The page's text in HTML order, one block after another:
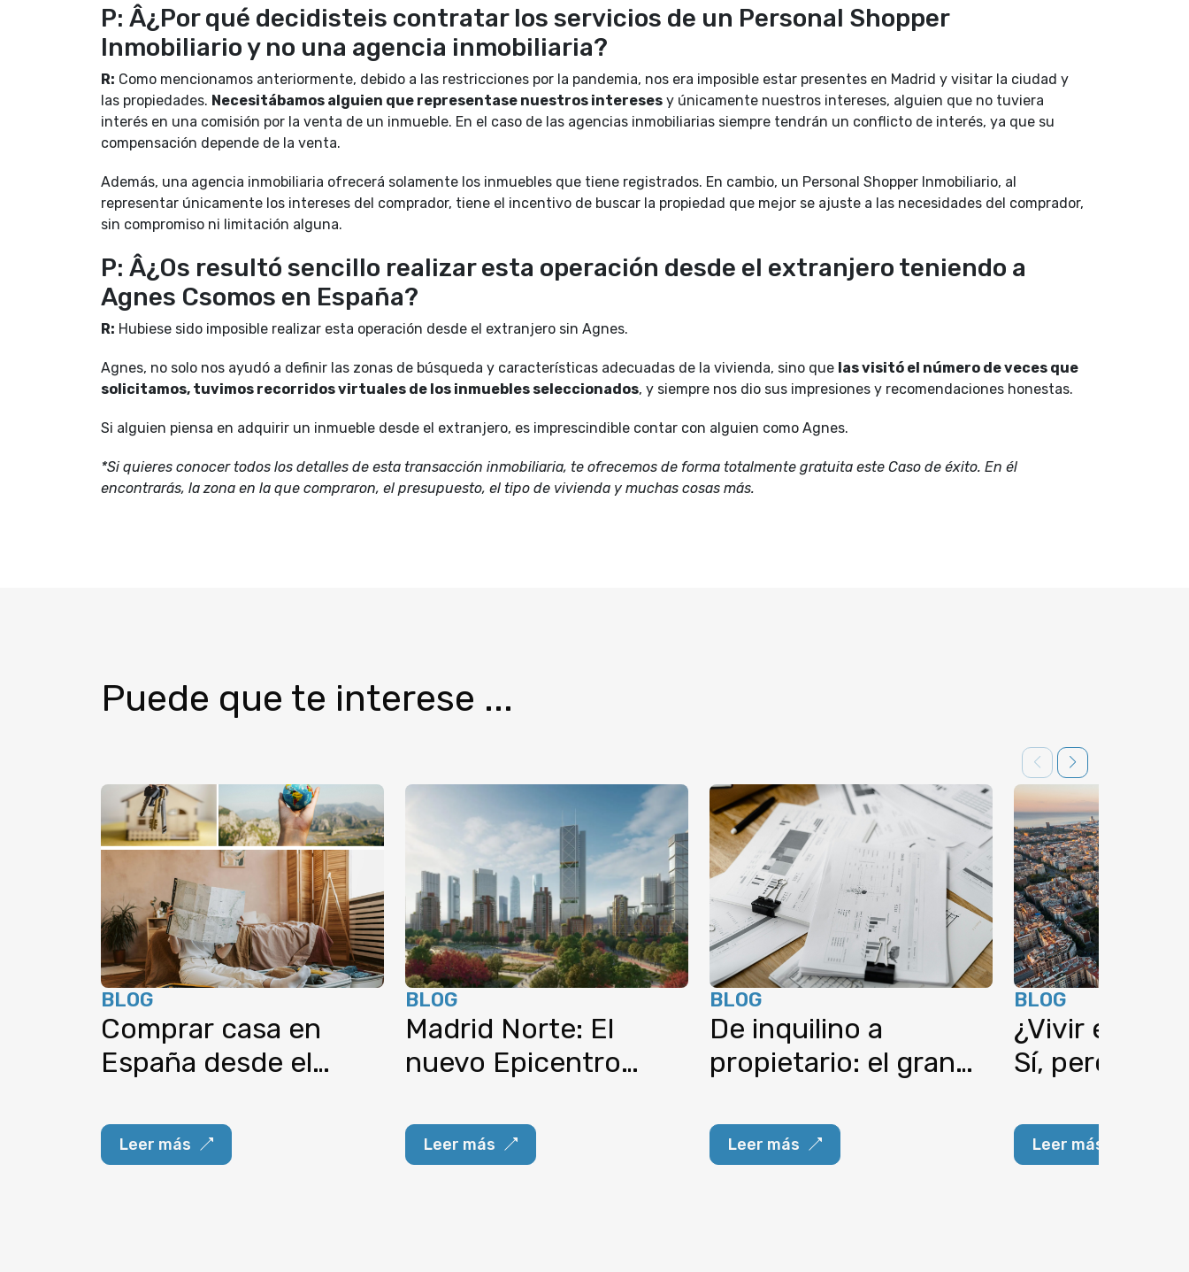
P: Â¿Por qué decidisteis contratar los servicios de un Personal Shopper
Inmobiliario y no una agencia inmobiliaria?
R: Como mencionamos anteriormente, debido a las restricciones por la pandemia, nos era imposible estar presentes en Madrid y visitar la ciudad y
las propiedades. Necesitábamos alguien que representase nuestros intereses y únicamente nuestros intereses, alguien que no tuviera
interés en una comisión por la venta de un inmueble. En el caso de las agencias inmobiliarias siempre tendrán un conflicto de interés, ya que su
compensación depende de la venta.
Además, una agencia inmobiliaria ofrecerá solamente los inmuebles que tiene registrados. En cambio, un Personal Shopper Inmobiliario, al
representar únicamente los intereses del comprador, tiene el incentivo de buscar la propiedad que mejor se ajuste a las necesidades del comprador,
sin compromiso ni limitación alguna.
P: Â¿Os resultó sencillo realizar esta operación desde el extranjero teniendo a
Agnes Csomos en España?
R: Hubiese sido imposible realizar esta operación desde el extranjero sin Agnes.
Agnes, no solo nos ayudó a definir las zonas de búsqueda y caracterí­sticas adecuadas de la vivienda, sino que las visitó el número de veces que
solicitamos, tuvimos recorridos virtuales de los inmuebles seleccionados, y siempre nos dio sus impresiones y recomendaciones honestas.
Si alguien piensa en adquirir un inmueble desde el extranjero, es imprescindible contar con alguien como Agnes.
*Si quieres conocer todos los detalles de esta transacción inmobiliaria, te ofrecemos de forma totalmente gratuita este Caso de éxito. En él
encontrarás, la zona en la que compraron, el presupuesto, el tipo de vivienda y muchas cosas más.
Puede que te interese ...
BLOG
Comprar casa en
España desde el
a paso (2025)
Leer más
BLOG
Madrid Norte: El
nuevo Epicentro
residencial de la
Capital
Leer más
BLOG
De inquilino a
propietario: el gran
propio
Leer más
BLOG
¿Vivir en
Sí, pero…
Leer más